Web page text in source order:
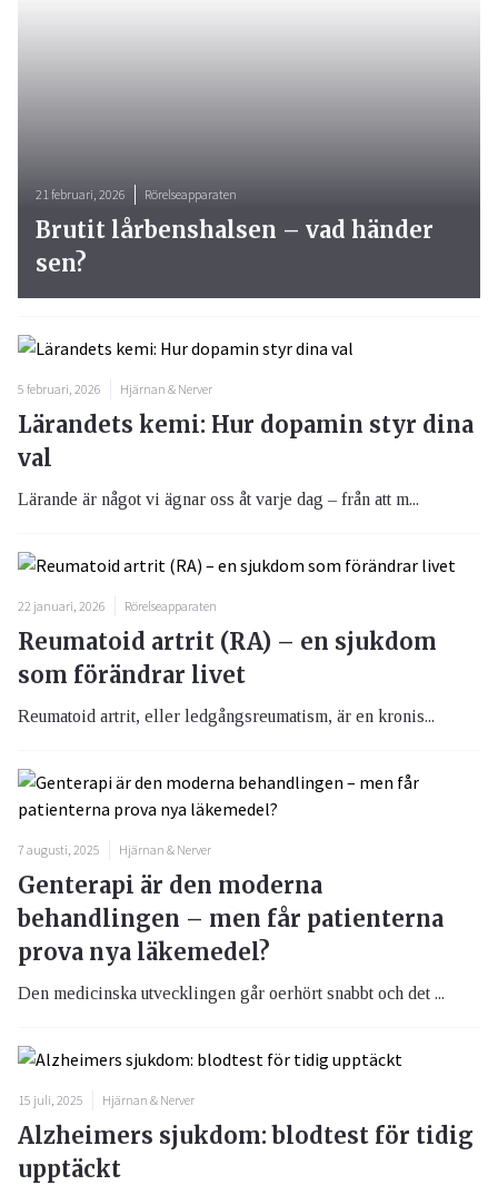
21 februari, 2026 Rörelseapparaten
Brutit lårbenshalsen – vad händer
sen?
5 februari, 2026 Hjärnan & Nerver
Lärandets kemi: Hur dopamin styr dina
val
Lärande är något vi ägnar oss åt varje dag – från att m...
22 januari, 2026 Rörelseapparaten
Reumatoid artrit (RA) – en sjukdom
som förändrar livet
Reumatoid artrit, eller ledgångsreumatism, är en kronis...
7 augusti, 2025 Hjärnan & Nerver
Genterapi är den moderna
behandlingen – men får patienterna
prova nya läkemedel?
Den medicinska utvecklingen går oerhört snabbt och det ...
15 juli, 2025 Hjärnan & Nerver
Alzheimers sjukdom: blodtest för tidig
upptäckt